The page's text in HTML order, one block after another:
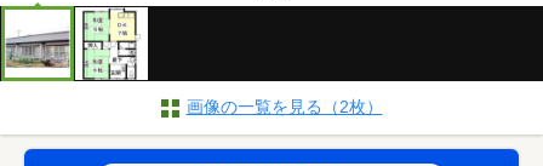
画像の一覧を見る（2枚）